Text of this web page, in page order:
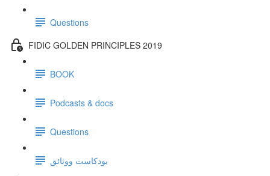
Questions
FIDIC GOLDEN PRINCIPLES 2019
BOOK
Podcasts & docs
Questions
بودكاست ووثائق